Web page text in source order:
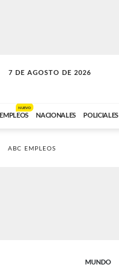
7 DE AGOSTO DE 2026
LA INCONDICIONAL
EMPLEOS
NUEVO
NACIONALES POLICIALES
ABC EMPLEOS
MUNDO